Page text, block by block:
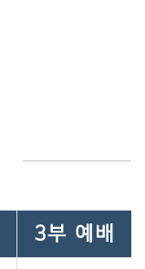
3부 예배